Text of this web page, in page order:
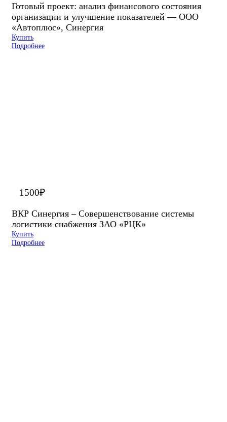
Готовый проект: анализ финансового состояния
организации и улучшение показателей — ООО
«Автоплюс», Синергия
Купить
Подробнее
1500₽
ВКР Синергия – Совершенствование системы
логистики снабжения ЗАО «РЦК»
Купить
Подробнее